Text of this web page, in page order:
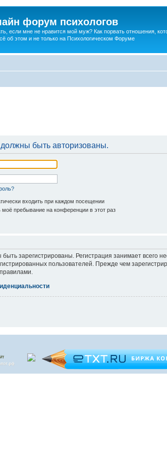
форум психологов
если мне не нравится мой муж? Как порвать отношения,
об этом и не только на Психологическом Форуме
быть авторизованы.
входить при каждом посещении
моё пребывание на конференции в этот раз
зарегистрированы. Регистрация занимает всего
пользователей. Прежде чем
правилами.